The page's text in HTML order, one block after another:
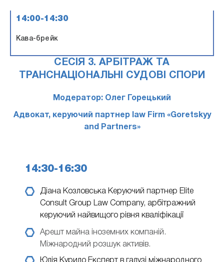
14:00-14:30
Кава-брейк
СЕСІЯ 3. АРБІТРАЖ ТА
ТРАНСНАЦІОНАЛЬНІ СУДОВІ СПОРИ
Модератор: Олег Горецький
Адвокат, керуючий партнер law Firm «Goretskyy
and Partners»
14:30-16:30
Діана Козловська Керуючий партнер Elite
Consult Group Law Company, арбітражний
керуючий найвищого рівня кваліфікації
Арешт майна іноземних компаній.
Міжнародний розшук активів.